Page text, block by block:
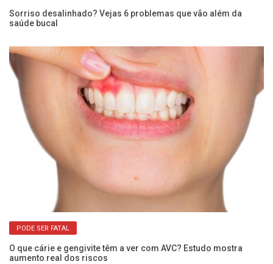
Sorriso desalinhado? Vejas 6 problemas que vão além da
saúde bucal
PODE SER FATAL
O que cárie e gengivite têm a ver com AVC? Estudo mostra
aumento real dos riscos